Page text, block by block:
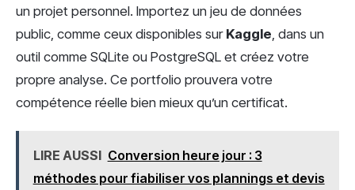
un projet personnel. Importez un jeu de données
public, comme ceux disponibles sur Kaggle , dans un
outil comme SQLite ou PostgreSQL et créez votre
propre analyse. Ce portfolio prouvera votre
compétence réelle bien mieux qu’un certificat.
LIRE AUSSI Conversion heure jour : 3
méthodes pour fiabiliser vos plannings et devis